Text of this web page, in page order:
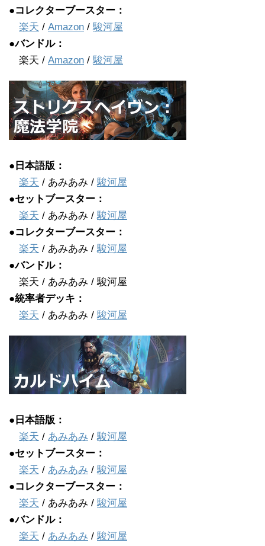
●コレクターブースター：
楽天 / Amazon / 駿河屋
●バンドル：
楽天 / Amazon / 駿河屋
●日本語版：
楽天 / あみあみ / 駿河屋
●セットブースター：
楽天 / あみあみ / 駿河屋
●コレクターブースター：
楽天 / あみあみ / 駿河屋
●バンドル：
楽天 / あみあみ / 駿河屋
●統率者デッキ：
楽天 / あみあみ / 駿河屋
●日本語版：
楽天 / あみあみ / 駿河屋
●セットブースター：
楽天 / あみあみ / 駿河屋
●コレクターブースター：
楽天 / あみあみ / 駿河屋
●バンドル：
楽天 / あみあみ / 駿河屋